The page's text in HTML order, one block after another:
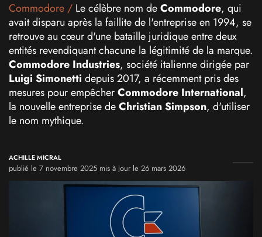
Commodore / Le célèbre nom deCommodore, qui
avait disparu après la faillite de l'entreprise en 1994, se
retrouve au cœur d'une bataille juridique entre deux
entités revendiquant chacune la légitimité de la marque.
Commodore Industries, société italienne dirigée par
Luigi Simonetti depuis 2017, a récemment pris des
mesures pour empêcherCommodore International,
la nouvelle entreprise deChristian Simpson, d'utiliser
le nom mythique.
ACHILLE MICRAL
publié le 7 novembre 2025 mis à jour le 26 mars 2026